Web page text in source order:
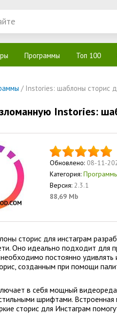
Программы Топ 100
/ Instories: шаблоны сторис
Instories:
Обновлено: 08-11-
Категория:
Версия: 2.3.1
88,69 Mb
сторис для инстаграм
Оно идеально подходит для
постоянно удивлять
созданным при помощи
в себя мощный
шрифтами.
сторис для Инстаграм